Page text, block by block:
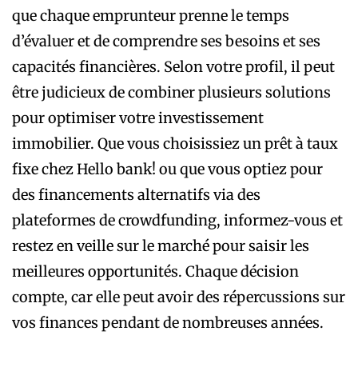
que chaque emprunteur prenne le temps
d’évaluer et de comprendre ses besoins et ses
capacités financières. Selon votre profil, il peut
être judicieux de combiner plusieurs solutions
pour optimiser votre investissement
immobilier. Que vous choisissiez un prêt à taux
fixe chez Hello bank! ou que vous optiez pour
des financements alternatifs via des
plateformes de crowdfunding, informez-vous et
restez en veille sur le marché pour saisir les
meilleures opportunités. Chaque décision
compte, car elle peut avoir des répercussions sur
vos finances pendant de nombreuses années.